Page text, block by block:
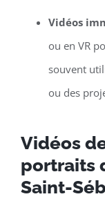
Vidéos
ou en VR
souvent
ou des
Vidéos
portraits
Saint-